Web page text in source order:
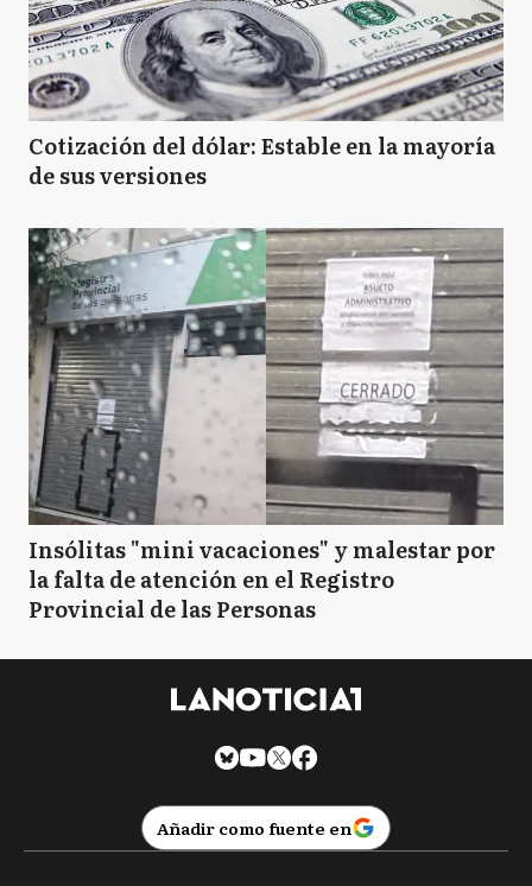
Cotización del dólar: Estable en la mayoría
de sus versiones
Insólitas "mini vacaciones" y malestar por
la falta de atención en el Registro
Provincial de las Personas
Añadir como fuente en